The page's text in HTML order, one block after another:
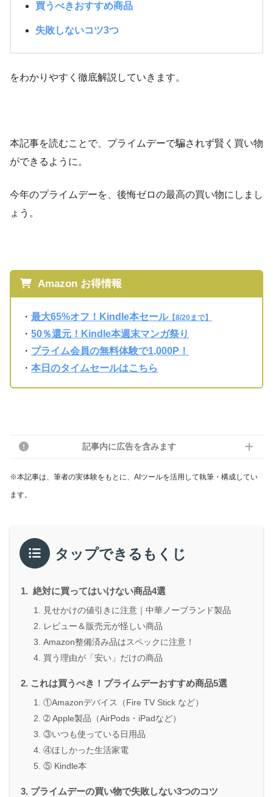
買うべきおすすめ商品
失敗しないコツ3つ
をわかりやすく徹底解説していきます。
本記事を読むことで、プライムデーで騙されず賢く買い物
ができるように。
今年のプライムデーを、後悔ゼロの最高の買い物にしまし
ょう。
Amazon お得情報
・最大65%オフ！Kindle本セール【8/20まで】
・50％還元！Kindle本週末マンガ祭り
・ プライム会員の無料体験で1,000P！
・本日のタイムセールはこちら
記事内に広告を含みます
※本記事は、筆者の実体験をもとに、AIツールを活用して執筆・構成してい
ます。
タップできるもくじ
絶対に買ってはいけない商品4選
見せかけの値引きに注意｜中華ノーブランド製品
レビュー＆販売元が怪しい商品
Amazon整備済み品はスペックに注意！
買う理由が「安い」だけの商品
これは買うべき！プライムデーおすすめ商品5選
①Amazonデバイス（Fire TV Stick など）
➁ Apple製品（AirPods・iPadなど）
③いつも使っている日用品
④ほしかった生活家電
⑤ Kindle本
プライムデーの買い物で失敗しない3つのコツ